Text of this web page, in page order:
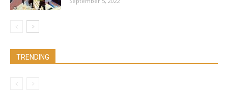
TRENDING